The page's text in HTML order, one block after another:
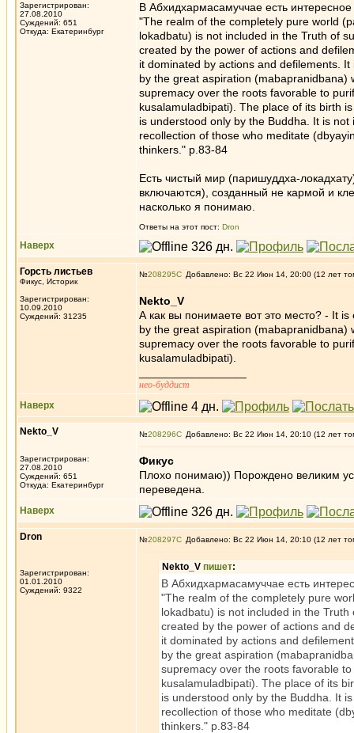
Зарегистрирован:
27.08.2010
Суждений: 651
Откуда: Екатеринбург
В Абхидхармасамуччае есть
"The realm of the completely pure world
lokadbatu) is not included in the Truth of
created by the power of actions and
it dominated by actions and defilements.
by the great aspiration (mabapranidbana)
supremacy over the roots favorable to
kusalamuladbipati). The place of its birth
is understood only by the Buddha. It is not
recollection of those who meditate
thinkers." p.83-84
Есть чистый мир (паришуддха-
включаются), созданный не кармой и
насколько я понимаю.
Ответы на этот пост: Dron
Наверх
Горсть листьев
Фикус, Историк
Зарегистрирован:
10.09.2010
Суждений: 31235
№208295 Добавлено: Вс 22 Июн 14, 20:00 (12 лет
Nekto_V
А как вы понимаете вот это место? - It
by the great aspiration (mabapranidbana)
supremacy over the roots favorable to
kusalamuladbipati).
нео-буддист
Наверх
Nekto_V
Зарегистрирован:
27.08.2010
Суждений: 651
Откуда: Екатеринбург
№208296 Добавлено: Вс 22 Июн 14, 20:10 (12 лет
Фикус
Плохо понимаю)) Порождено великим
переведена.
Наверх
Dron
Зарегистрирован:
01.01.2010
Суждений: 9322
№208297 Добавлено: Вс 22 Июн 14, 20:10 (12 лет
Nekto_V пишет:
В Абхидхармасамуччае есть
"The realm of the completely pure
lokadbatu) is not included in the
created by the power of actions and
it dominated by actions and
by the great aspiration
supremacy over the roots favorable
kusalamuladbipati). The place of its
is understood only by the Buddha. It
recollection of those who meditate
thinkers." p.83-84